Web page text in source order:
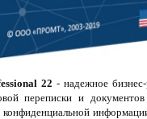
22 - надежное
переписки и
конфиденциальной